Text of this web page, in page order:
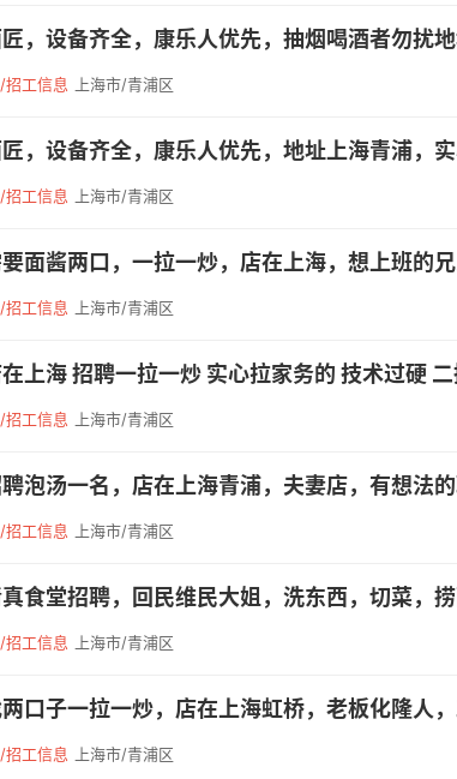
，设备齐全，康乐人优先，抽烟喝酒者勿扰
招工信息 上海市/青浦区
，设备齐全，康乐人优先，地址上海青浦
招工信息 上海市/青浦区
面酱两口，一拉一炒，店在上海，想上班的
招工信息 上海市/青浦区
上海 招聘一拉一炒 实心拉家务的 技术过硬
招工信息 上海市/青浦区
泡汤一名，店在上海青浦，夫妻店，有想法
招工信息 上海市/青浦区
食堂招聘，回民维民大姐，洗东西，切菜，
招工信息 上海市/青浦区
口子一拉一炒，店在上海虹桥，老板化隆人
招工信息 上海市/青浦区